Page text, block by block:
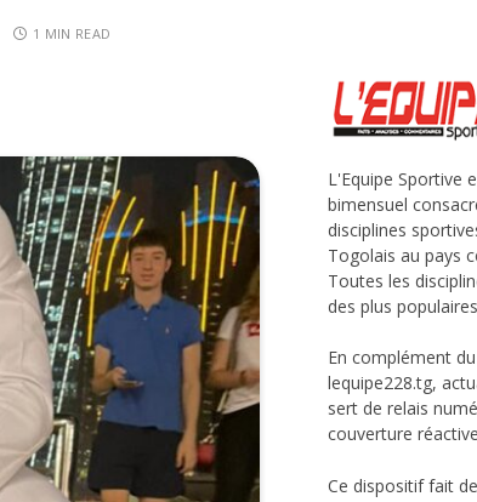
1 MIN READ
L'Equipe Sportive
bimensuel
disciplines
Togolais au pays
Toutes les
des plus
En complément
lequipe228.tg,
sert de relais
couverture
Ce dispositif fait